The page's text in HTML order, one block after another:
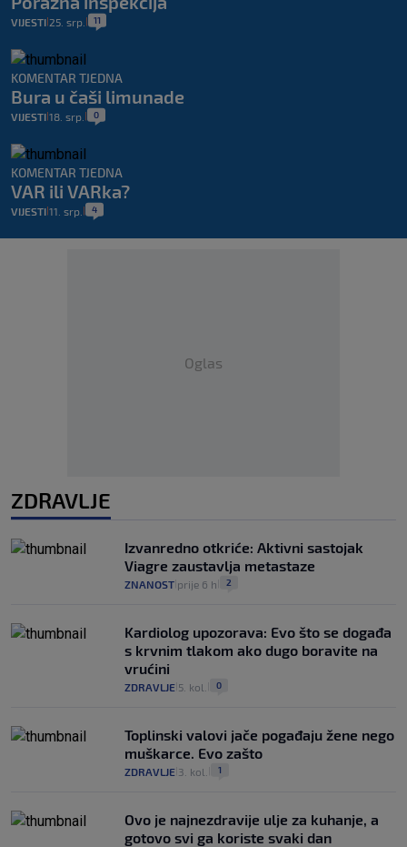
VIJESTI 25. srp. 11
KOMENTAR TJEDNA
Bura u čaši limunade
VIJESTI 18. srp. 0
KOMENTAR TJEDNA
VAR ili VARka?
VIJESTI 11. srp. 4
Oglas
ZDRAVLJE
Izvanredno otkriće: Aktivni sastojak
Viagre zaustavlja metastaze
ZNANOST prije 6 h 2
Kardiolog upozorava: Evo što se događa
s krvnim tlakom ako dugo boravite na
vrućini
ZDRAVLJE 5. kol. 0
Toplinski valovi jače pogađaju žene nego
muškarce. Evo zašto
ZDRAVLJE 3. kol. 1
Ovo je najnezdravije ulje za kuhanje, a
gotovo svi ga koriste svaki dan